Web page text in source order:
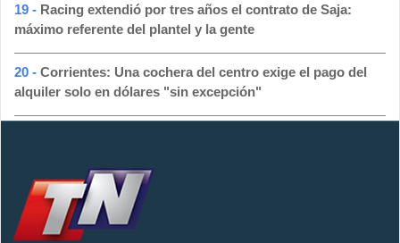
19 - Racing extendió por tres años el contrato de Saja:
máximo referente del plantel y la gente
20 - Corrientes: Una cochera del centro exige el pago del
alquiler solo en dólares "sin excepción"